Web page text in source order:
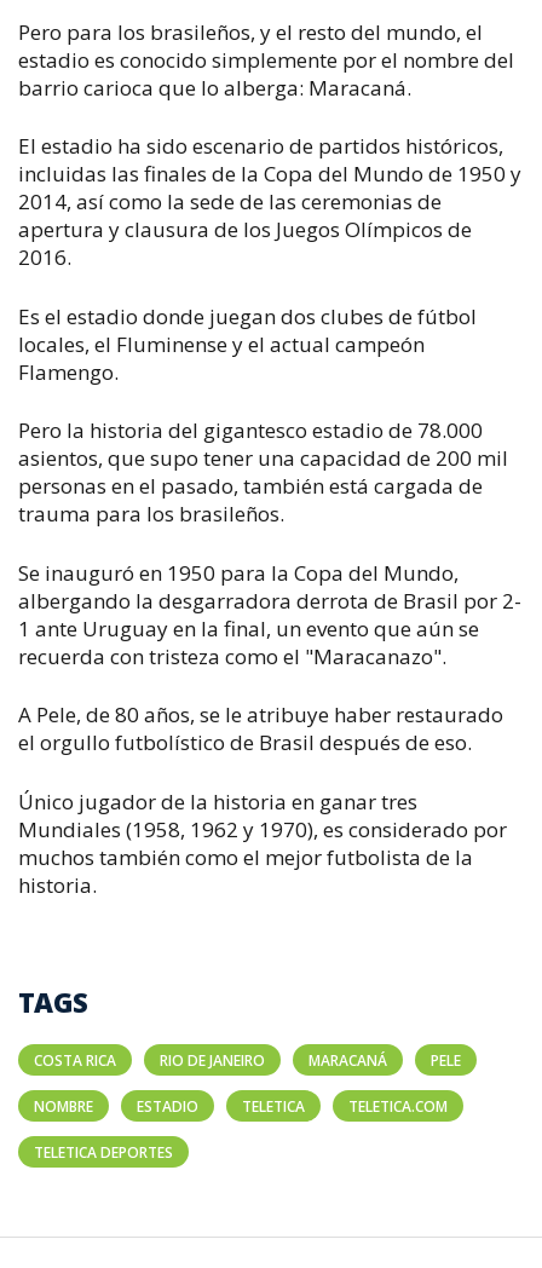
Pero para los brasileños, y el resto del mundo, el
estadio es conocido simplemente por el nombre del
barrio carioca que lo alberga: Maracaná.
El estadio ha sido escenario de partidos históricos,
incluidas las finales de la Copa del Mundo de 1950 y
2014, así como la sede de las ceremonias de
apertura y clausura de los Juegos Olímpicos de
2016.
Es el estadio donde juegan dos clubes de fútbol
locales, el Fluminense y el actual campeón
Flamengo.
Pero la historia del gigantesco estadio de 78.000
asientos, que supo tener una capacidad de 200 mil
personas en el pasado, también está cargada de
trauma para los brasileños.
Se inauguró en 1950 para la Copa del Mundo,
albergando la desgarradora derrota de Brasil por 2-
1 ante Uruguay en la final, un evento que aún se
recuerda con tristeza como el "Maracanazo".
A Pele, de 80 años, se le atribuye haber restaurado
el orgullo futbolístico de Brasil después de eso.
Único jugador de la historia en ganar tres
Mundiales (1958, 1962 y 1970), es considerado por
muchos también como el mejor futbolista de la
historia.
TAGS
COSTA RICA RIO DE JANEIRO MARACANÁ PELE
NOMBRE ESTADIO TELETICA TELETICA.COM
TELETICA DEPORTES